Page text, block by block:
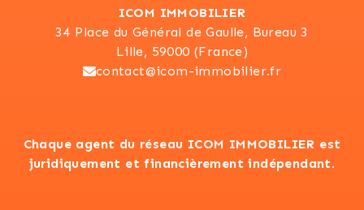
ICOM IMMOBILIER
34 Place du Général de Gaulle, Bureau 3
Lille, 59000 (France)
contact@icom-immobilier.fr
Chaque agent du réseau ICOM IMMOBILIER est
juridiquement et financièrement indépendant.